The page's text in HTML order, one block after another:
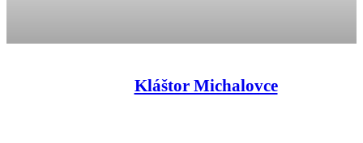
Kláštor Michalovce